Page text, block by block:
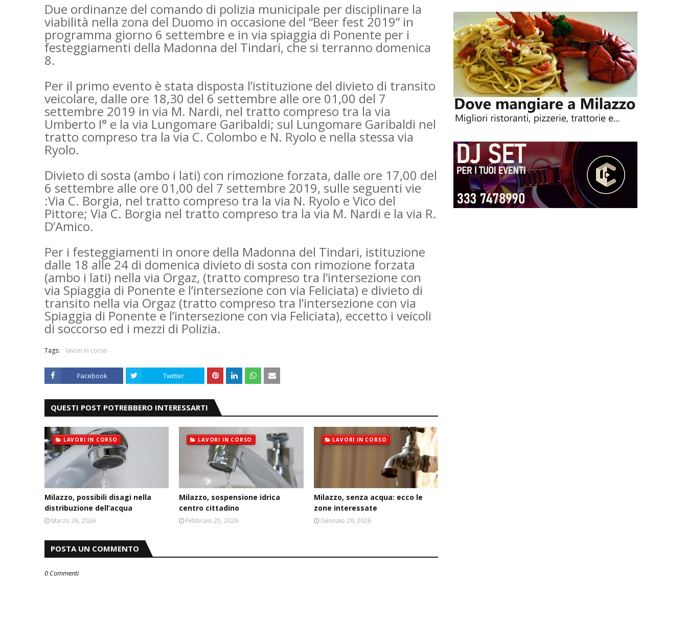
Due ordinanze del comando di polizia municipale per disciplinare la
viabilità nella zona del Duomo in occasione del “Beer fest 2019” in
programma giorno 6 settembre e in via spiaggia di Ponente per i
festeggiamenti della Madonna del Tindari, che si terranno domenica
8.
Per il primo evento è stata disposta l’istituzione del divieto di transito
veicolare, dalle ore 18,30 del 6 settembre alle ore 01,00 del 7
settembre 2019 in via M. Nardi, nel tratto compreso tra la via
Umberto I° e la via Lungomare Garibaldi; sul Lungomare Garibaldi nel
tratto compreso tra la via C. Colombo e N. Ryolo e nella stessa via
Ryolo.
Divieto di sosta (ambo i lati) con rimozione forzata, dalle ore 17,00 del
6 settembre alle ore 01,00 del 7 settembre 2019, sulle seguenti vie
:Via C. Borgia, nel tratto compreso tra la via N. Ryolo e Vico del
Pittore; Via C. Borgia nel tratto compreso tra la via M. Nardi e la via R.
D’Amico.
Per i festeggiamenti in onore della Madonna del Tindari, istituzione
dalle 18 alle 24 di domenica divieto di sosta con rimozione forzata
(ambo i lati) nella via Orgaz, (tratto compreso tra l’intersezione con
via Spiaggia di Ponente e l’intersezione con via Feliciata) e divieto di
transito nella via Orgaz (tratto compreso tra l’intersezione con via
Spiaggia di Ponente e l’intersezione con via Feliciata), eccetto i veicoli
di soccorso ed i mezzi di Polizia.
Tags: lavori in corso
Facebook Twitter
QUESTI POST POTREBBERO INTERESSARTI
LAVORI IN CORSO
Milazzo, possibili disagi nella
distribuzione dell’acqua
Marzo 26, 2026
LAVORI IN CORSO
Milazzo, sospensione idrica
centro cittadino
Febbraio 25, 2026
LAVORI IN CORSO
Milazzo, senza acqua: ecco le
zone interessate
Gennaio 29, 2026
POSTA UN COMMENTO
0 Commenti